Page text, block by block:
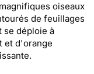
oiseaux
de feuillages
se déploie à
et d'orange